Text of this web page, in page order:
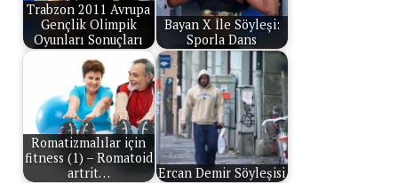
Trabzon 2011 Avrupa
Gençlik Olimpik
Oyunları Sonuçları
Bayan X İle Söyleşi:
Sporla Dans
Romatizmalılar için
fitness (1) – Romatoid
artrit…
Ercan Demir Söyleşisi